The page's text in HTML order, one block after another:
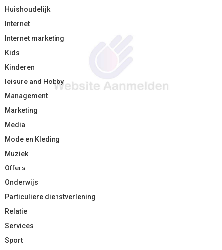
Huishoudelijk
Internet
Internet marketing
Kids
Kinderen
leisure and Hobby
Management
Marketing
Media
Mode en Kleding
Muziek
Offers
Onderwijs
Particuliere dienstverlening
Relatie
Services
Sport